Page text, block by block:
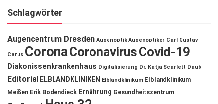
Schlagwörter
Augencentrum Dresden Augenoptik Augenoptiker Carl Gustav
Carus CoronaCoronavirusCovid-19
Diakonissenkrankenhaus Digitalisierung Dr. Katja Scarlett Daub
Editorial ELBLANDKLINIKEN Elblandklinikum Elblandklinikum
Meißen Erik Bodendieck Ernährung Gesundheitszentrum